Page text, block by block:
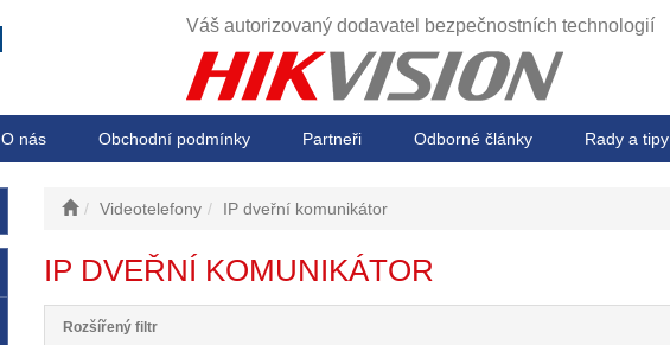
Váš autorizovaný dodavatel bezpečnostních technologií
O nás Obchodní podmínky Partneři Odborné články Rady a tipy
Videotelefony IP dveřní komunikátor
IP DVEŘNÍ KOMUNIKÁTOR
Rozšířený filtr